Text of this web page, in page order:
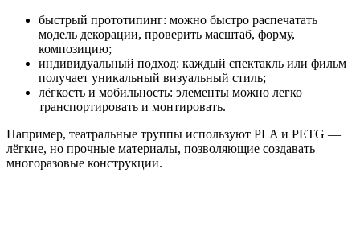
быстрый прототипинг: можно быстро распечатать
модель декорации, проверить масштаб, форму,
композицию;
индивидуальный подход: каждый спектакль или фильм
получает уникальный визуальный стиль;
лёгкость и мобильность: элементы можно легко
транспортировать и монтировать.
Например, театральные труппы используют PLA и PETG —
лёгкие, но прочные материалы, позволяющие создавать
многоразовые конструкции.